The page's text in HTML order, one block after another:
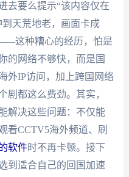
去要么提示“该内容仅在
天荒地老，画面卡成
这种糟心的经历，怕是
的网络不够快，而是国
外IP访问，加上跨国网络
剧都这么费劲。其实，
解决这些问题：不仅能
看CCTV5海外频道、刷
软件时不再卡顿。接下
到适合自己的回国加速